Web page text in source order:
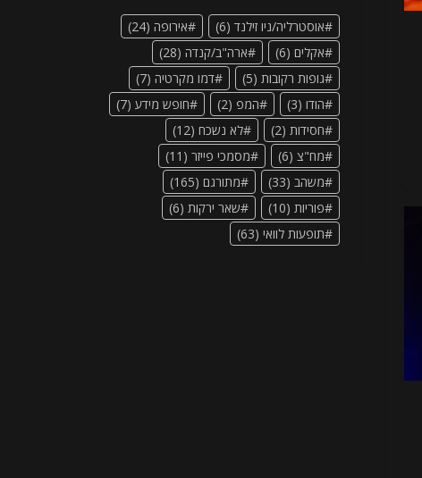
אוסטרליה/ניו זילנד (6) אירופה (24)
אקלים (6) ארה"ב/קנדה (28)
גופות רקובות (5) דמו מקרטיה (7)
הודו (3) המפ (2) חופש מידע (7)
חסידות (2) לא נשכח (12)
מח"צ (6) מסמכי פייזר (11)
משהב (33) מתורגם (165)
פוריות (10) שאר ירקות (6)
תופעות לוואי (63)